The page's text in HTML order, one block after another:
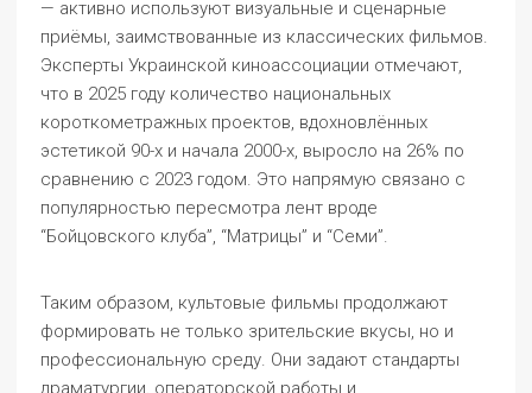
— активно используют визуальные и сценарные
приёмы, заимствованные из классических фильмов.
Эксперты Украинской киноассоциации отмечают,
что в 2025 году количество национальных
короткометражных проектов, вдохновлённых
эстетикой 90-х и начала 2000-х, выросло на 26% по
сравнению с 2023 годом. Это напрямую связано с
популярностью пересмотра лент вроде
“Бойцовского клуба”, “Матрицы” и “Семи”.
Таким образом, культовые фильмы продолжают
формировать не только зрительские вкусы, но и
профессиональную среду. Они задают стандарты
драматургии, операторской работы и